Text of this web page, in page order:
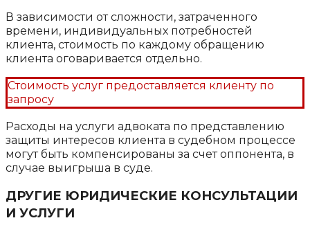
В зависимости от сложности, затраченного
времени, индивидуальных потребностей
клиента, стоимость по каждому обращению
клиента оговаривается отдельно.
Стоимость услуг предоставляется клиенту по
запросу
Расходы на услуги адвоката по представлению
защиты интересов клиента в судебном процессе
могут быть компенсированы за счет оппонента, в
случае выигрыша в суде.
ДРУГИЕ ЮРИДИЧЕСКИЕ КОНСУЛЬТАЦИИ
И УСЛУГИ